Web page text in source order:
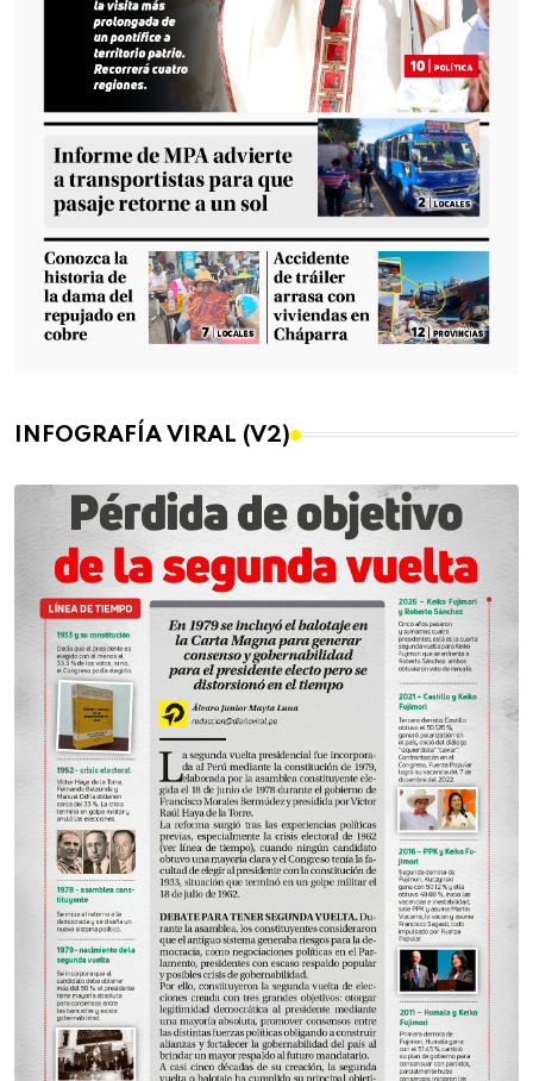
INFOGRAFÍA VIRAL (V2)